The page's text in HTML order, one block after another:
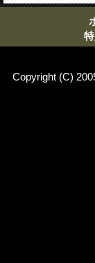
Copyright (C)